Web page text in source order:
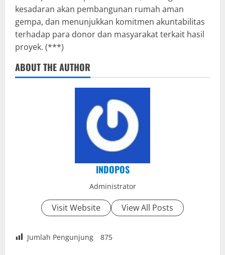
kesadaran akan pembangunan rumah aman
gempa, dan menunjukkan komitmen akuntabilitas
terhadap para donor dan masyarakat terkait hasil
proyek. (***)
ABOUT THE AUTHOR
INDOPOS
Administrator
Visit Website View All Posts
Jumlah Pengunjung 875